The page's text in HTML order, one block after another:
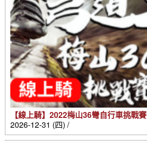
【線上騎】2022梅山36彎自行車挑戰賽
2026-12-31 (四) /